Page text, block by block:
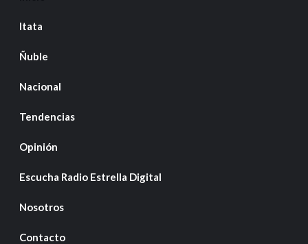
Itata
Ñuble
Nacional
Tendencias
Opinión
Escucha Radio Estrella Digital
Nosotros
Contacto